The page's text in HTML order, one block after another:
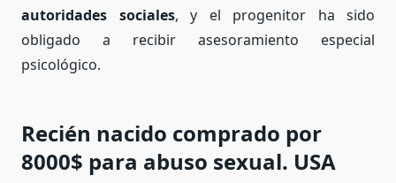
autoridades sociales, y el progenitor ha sido
obligado a recibir asesoramiento especial
psicológico.
Recién nacido comprado por
8000$ para abuso sexual. USA